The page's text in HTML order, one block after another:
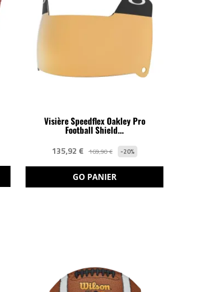
Visière Speedflex Oakley Pro
Football Shield...
135,92 € 169,90 € -20%
GO PANIER